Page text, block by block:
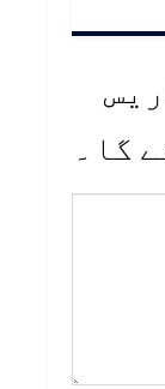
گا۔